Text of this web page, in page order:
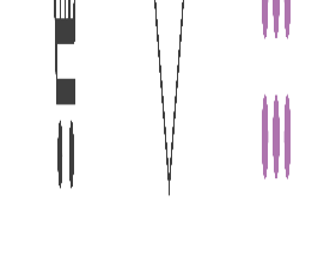
Новости
ИНФОРМАЦИЯ
Условия оплаты